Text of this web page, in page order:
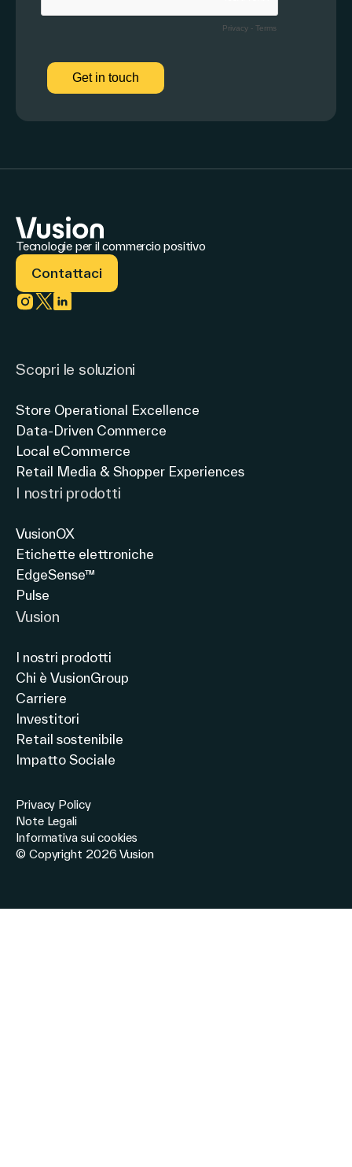
Tecnologie per il commercio positivo
Contattaci
Scopri le soluzioni
Store Operational Excellence
Data-Driven Commerce
Local eCommerce
Retail Media & Shopper Experiences
I nostri prodotti
VusionOX
Etichette elettroniche
EdgeSense™
Pulse
Vusion
I nostri prodotti
Chi è VusionGroup
Carriere
Investitori
Retail sostenibile
Impatto Sociale
Privacy Policy
Note Legali
Informativa sui cookies
© Copyright 2026 Vusion